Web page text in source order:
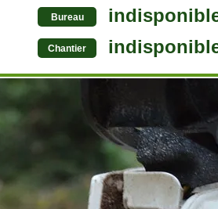
Bureau
Chantier